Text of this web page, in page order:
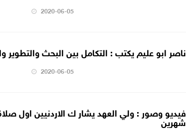
2020-06-05
ناصر ابو عليم يكتب : التكامل بين البحث والتطوير
2020-06-05
فيديو وصور : ولي العهد يشار ك الاردنيين اول
شهرين